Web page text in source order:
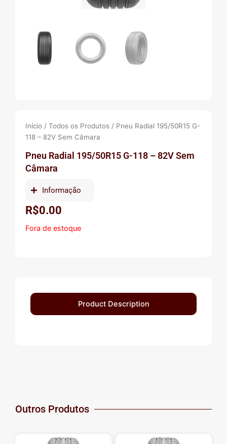
Início / Todos os Produtos / Pneu Radial 195/50R15 G-
118 – 82V Sem Câmara
Pneu Radial 195/50R15 G-118 – 82V Sem
Câmara
Informação
R$0.00
Fora de estoque
Product Description
Outros Produtos